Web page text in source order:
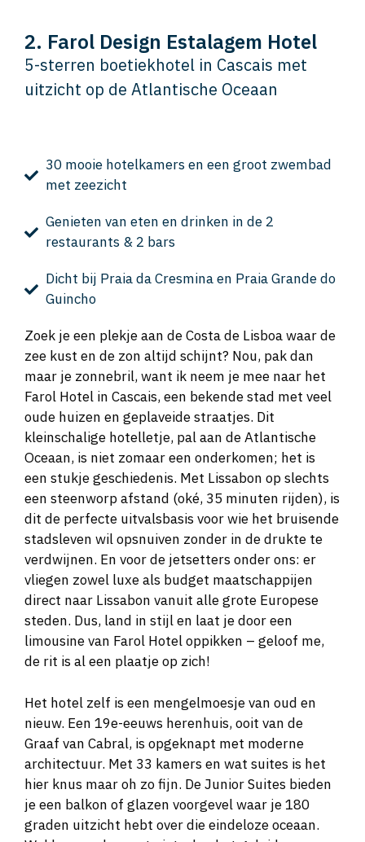
2. Farol Design Estalagem Hotel
5-sterren boetiekhotel in Cascais met
uitzicht op de Atlantische Oceaan
30 mooie hotelkamers en een groot zwembad
met zeezicht
Genieten van eten en drinken in de 2
restaurants & 2 bars
Dicht bij Praia da Cresmina en Praia Grande do
Guincho
Zoek je een plekje aan de Costa de Lisboa waar de
zee kust en de zon altijd schijnt? Nou, pak dan
maar je zonnebril, want ik neem je mee naar het
Farol Hotel in Cascais, een bekende stad met veel
oude huizen en geplaveide straatjes. Dit
kleinschalige hotelletje, pal aan de Atlantische
Oceaan, is niet zomaar een onderkomen; het is
een stukje geschiedenis. Met Lissabon op slechts
een steenworp afstand (oké, 35 minuten rijden), is
dit de perfecte uitvalsbasis voor wie het bruisende
stadsleven wil opsnuiven zonder in de drukte te
verdwijnen. En voor de jetsetters onder ons: er
vliegen zowel luxe als budget maatschappijen
direct naar Lissabon vanuit alle grote Europese
steden. Dus, land in stijl en laat je door een
limousine van Farol Hotel oppikken – geloof me,
de rit is al een plaatje op zich!
Het hotel zelf is een mengelmoesje van oud en
nieuw. Een 19e-eeuws herenhuis, ooit van de
Graaf van Cabral, is opgeknapt met moderne
architectuur. Met 33 kamers en wat suites is het
hier knus maar oh zo fijn. De Junior Suites bieden
je een balkon of glazen voorgevel waar je 180
graden uitzicht hebt over die eindeloze oceaan.